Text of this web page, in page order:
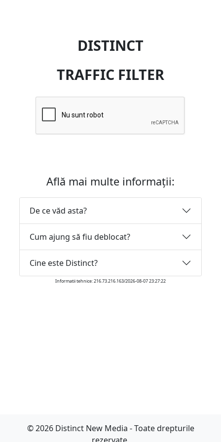
DISTINCT
TRAFFIC FILTER
Află mai multe informații:
De ce văd asta?
Cum ajung să fiu deblocat?
Cine este Distinct?
Informatii tehnice: 216.73.216.163/2026-08-07 23:27:22
© 2026 Distinct New Media - Toate drepturile